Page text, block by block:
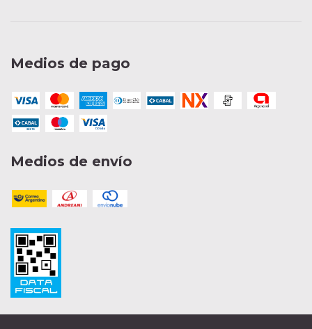
Medios de pago
Medios de envío